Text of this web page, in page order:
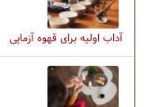
آداب اولیه برای قهوه آزمایی